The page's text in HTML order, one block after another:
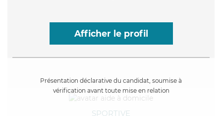
Afficher le profil
Présentation déclarative du candidat, soumise à
vérification avant toute mise en relation
SPORTIVE